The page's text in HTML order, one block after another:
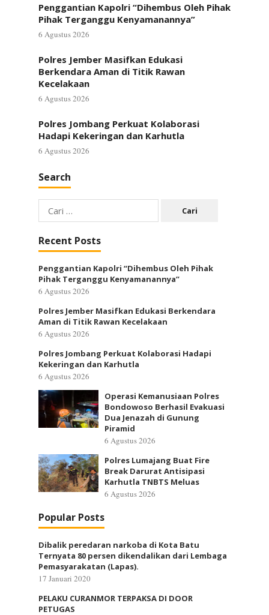
Penggantian Kapolri “Dihembus Oleh Pihak
Pihak Terganggu Kenyamanannya”
6 Agustus 2026
Polres Jember Masifkan Edukasi
Berkendara Aman di Titik Rawan
Kecelakaan
6 Agustus 2026
Polres Jombang Perkuat Kolaborasi
Hadapi Kekeringan dan Karhutla
6 Agustus 2026
Search
Cari
untuk:
Recent Posts
Penggantian Kapolri “Dihembus Oleh Pihak
Pihak Terganggu Kenyamanannya”
6 Agustus 2026
Polres Jember Masifkan Edukasi Berkendara
Aman di Titik Rawan Kecelakaan
6 Agustus 2026
Polres Jombang Perkuat Kolaborasi Hadapi
Kekeringan dan Karhutla
6 Agustus 2026
Operasi Kemanusiaan Polres
Bondowoso Berhasil Evakuasi
Dua Jenazah di Gunung
Piramid
6 Agustus 2026
Polres Lumajang Buat Fire
Break Darurat Antisipasi
Karhutla TNBTS Meluas
6 Agustus 2026
Popular Posts
Dibalik peredaran narkoba di Kota Batu
Ternyata 80 persen dikendalikan dari Lembaga
Pemasyarakatan (Lapas).
17 Januari 2020
PELAKU CURANMOR TERPAKSA DI DOOR
PETUGAS